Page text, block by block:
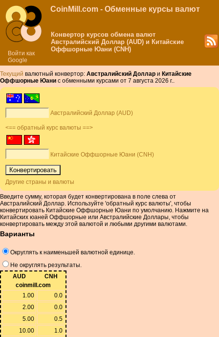
Войти как
Google
CoinMill.com - Обменные курсы валют
Конвертор курсов обмена валют
Австралийский Доллар (AUD) и Китайские
Оффшорные Юани (CNH)
Текущий валютный конвертор: Австралийский Доллар и Китайские
Оффшорные Юани с обменными курсами от 7 августа 2026 г..
Австралийский Доллар (AUD)
<== обратный курс валюты ==>
Китайские Оффшорные Юани (CNH)
Другие страны и валюты
Введите сумму, которая будет конвертирована в поле слева от
Австралийский Доллар. Используйте 'обратный курс валюты', чтобы
конвертировать Китайские Оффшорные Юани по умолчанию. Нажмите на
Китайских юаней Оффшорные или Австралийские Доллары, чтобы
конвертировать между этой валютой и любыми другими валютами.
Варианты
Округлять к наименьшей валютной единице.
Не округлять результаты.
AUD
CNH
coinmill.com
1.00
0.0
2.00
0.0
5.00
0.5
10.00
1.0